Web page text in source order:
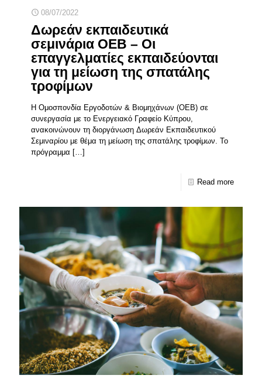
08/07/2022
Δωρεάν εκπαιδευτικά
σεμινάρια ΟΕΒ – Οι
επαγγελματίες εκπαιδεύονται
για τη μείωση της σπατάλης
τροφίμων
Η Ομοσπονδία Εργοδοτών & Βιομηχάνων (ΟΕΒ) σε
συνεργασία με το Ενεργειακό Γραφείο Κύπρου,
ανακοινώνουν τη διοργάνωση Δωρεάν Εκπαιδευτικού
Σεμιναρίου με θέμα τη μείωση της σπατάλης τροφίμων. Το
πρόγραμμα […]
Read more